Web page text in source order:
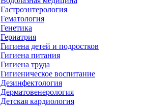
Гастроэнтерология
Гематология
Генетика
Гериатрия
Гигиена детей и подростков
Гигиена питания
Гигиена труда
Гигиеническое воспитание
Дезинфектология
Дерматовенерология
Детская кардиология